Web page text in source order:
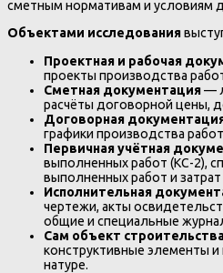
сметным нормативам и условиям
Объектами исследования
Проектная и рабочая
проекты производства
Сметная документация—
расчёты договорной цены,
Договорная
графики производства
Первичная учётная
выполненных работ (КС-2),
выполненных работ и затрат
Исполнительная
чертежи, акты
общие и специальные
Сам объект
конструктивные элементы
натуре.